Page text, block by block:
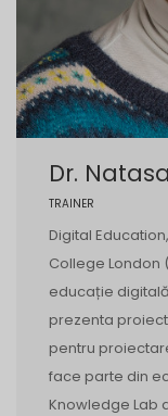
Dr.
TRAINER
Digital
College London
educație
prezenta
pentru
face parte din
Knowledge Lab